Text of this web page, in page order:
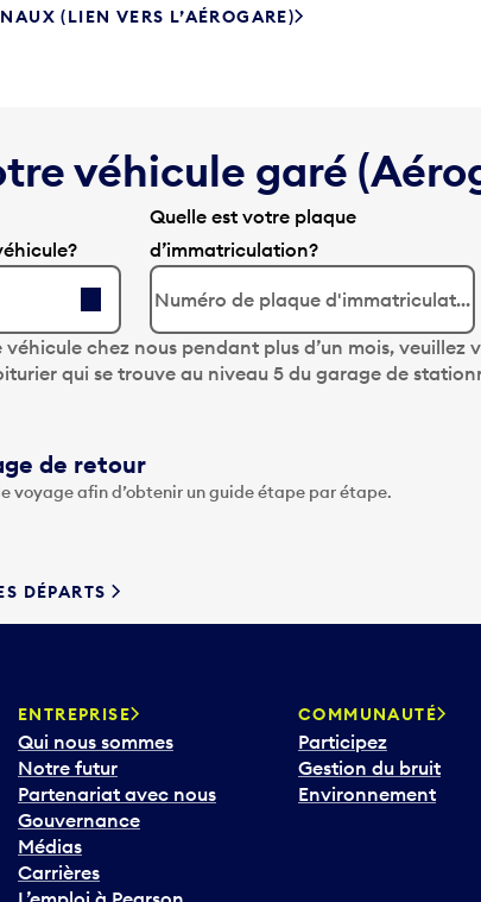
(LIEN VERS L’AÉROGARE)
véhicule garé
Quelle est votre plaque
d’immatriculation?
chez nous pendant plus d’un mois, veuillez
qui se trouve au niveau 5 du garage de
de retour
voyage afin d’obtenir un guide étape par étape.
DÉPARTS
ENTREPRISE
Qui nous sommes
Notre futur
Partenariat avec nous
Gouvernance
Médias
Carrières
COMMUNAUTÉ
Participez
Gestion du bruit
Environnement